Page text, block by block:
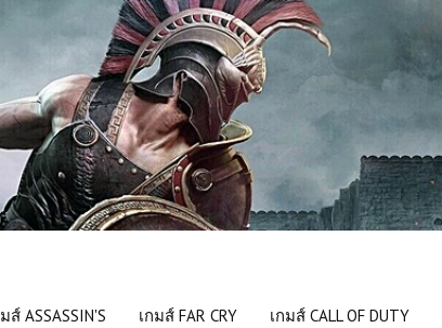
ส์ ASSASSIN'S เกมส์ FAR CRY เกมส์ CALL OF DUTY